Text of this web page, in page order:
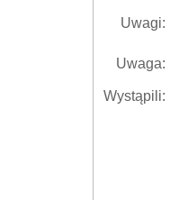
Uwagi:
Uwaga:
Wystąpili: